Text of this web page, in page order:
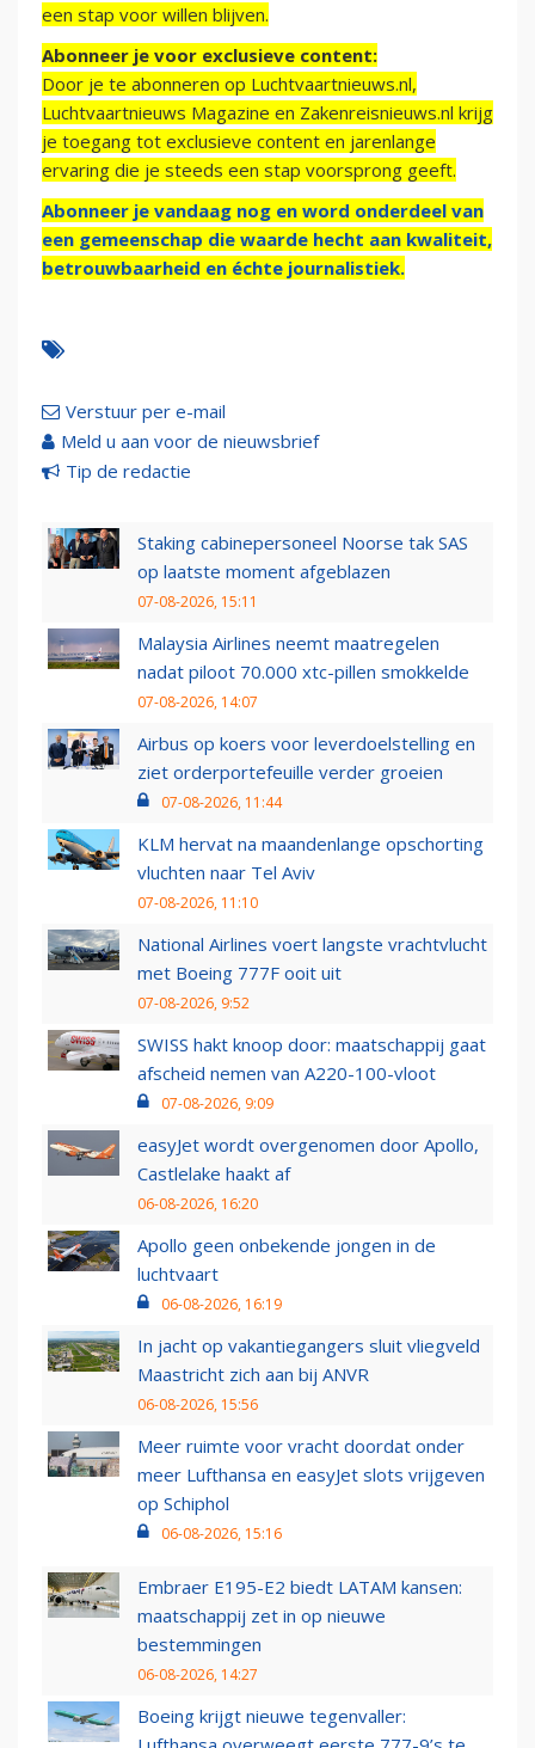
een stap voor willen blijven.
Abonneer je voor exclusieve content:
Door je te abonneren op Luchtvaartnieuws.nl,
Luchtvaartnieuws Magazine en Zakenreisnieuws.nl krijg
je toegang tot exclusieve content en jarenlange
ervaring die je steeds een stap voorsprong geeft.
Abonneer je vandaag nog en word onderdeel van
een gemeenschap die waarde hecht aan kwaliteit,
betrouwbaarheid en échte journalistiek.
Verstuur per e-mail
Meld u aan voor de nieuwsbrief
Tip de redactie
Staking cabinepersoneel Noorse tak SAS
op laatste moment afgeblazen
07-08-2026, 15:11
Malaysia Airlines neemt maatregelen
nadat piloot 70.000 xtc-pillen smokkelde
07-08-2026, 14:07
Airbus op koers voor leverdoelstelling en
ziet orderportefeuille verder groeien
07-08-2026, 11:44
KLM hervat na maandenlange opschorting
vluchten naar Tel Aviv
07-08-2026, 11:10
National Airlines voert langste vrachtvlucht
met Boeing 777F ooit uit
07-08-2026, 9:52
SWISS hakt knoop door: maatschappij gaat
afscheid nemen van A220-100-vloot
07-08-2026, 9:09
easyJet wordt overgenomen door Apollo,
Castlelake haakt af
06-08-2026, 16:20
Apollo geen onbekende jongen in de
luchtvaart
06-08-2026, 16:19
In jacht op vakantiegangers sluit vliegveld
Maastricht zich aan bij ANVR
06-08-2026, 15:56
Meer ruimte voor vracht doordat onder
meer Lufthansa en easyJet slots vrijgeven
op Schiphol
06-08-2026, 15:16
Embraer E195-E2 biedt LATAM kansen:
maatschappij zet in op nieuwe
bestemmingen
06-08-2026, 14:27
Boeing krijgt nieuwe tegenvaller: